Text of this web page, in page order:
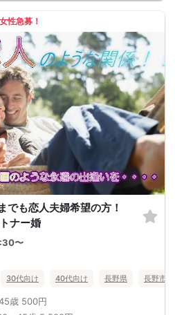
女性急募！
でも恋人夫婦希望の方！
ナー婚
〜
30代向け 40代向け 長野県 長野市
歳 500円